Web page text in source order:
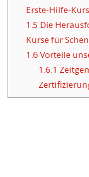
Erste-Hilfe-
1.5 Die
Kurse für
1.6 Vorteile
1.6.1